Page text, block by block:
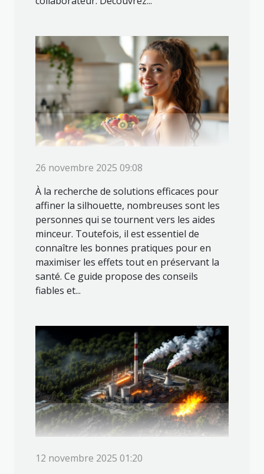
26 novembre 2025 09:08
À la recherche de solutions efficaces pour
affiner la silhouette, nombreuses sont les
personnes qui se tournent vers les aides
minceur. Toutefois, il est essentiel de
connaître les bonnes pratiques pour en
maximiser les effets tout en préservant la
santé. Ce guide propose des conseils
fiables et...
12 novembre 2025 01:20